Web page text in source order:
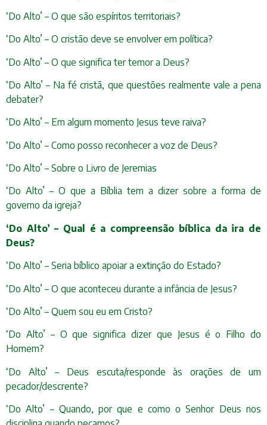
‘Do Alto’ – O que são espíritos territoriais?
‘Do Alto’ – O cristão deve se envolver em política?
‘Do Alto’ – O que significa ter temor a Deus?
‘Do Alto’ – Na fé cristã, que questões realmente vale a pena
debater?
‘Do Alto’ – Em algum momento Jesus teve raiva?
‘Do Alto’ – Como posso reconhecer a voz de Deus?
‘Do Alto’ – Sobre o Livro de Jeremias
‘Do Alto’ – O que a Bíblia tem a dizer sobre a forma de
governo da igreja?
‘Do Alto’ – Qual é a compreensão bíblica da ira de
Deus?
‘Do Alto’ – Seria bíblico apoiar a extinção do Estado?
‘Do Alto’ – O que aconteceu durante a infância de Jesus?
‘Do Alto’ – Quem sou eu em Cristo?
‘Do Alto’ – O que significa dizer que Jesus é o Filho do
Homem?
‘Do Alto’ – Deus escuta/responde às orações de um
pecador/descrente?
‘Do Alto’ – Quando, por que e como o Senhor Deus nos